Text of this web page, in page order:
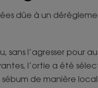
dûe à un
l’agresser pour
l’ortie a été
de manière